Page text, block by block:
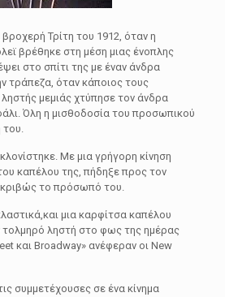
Τρίτη του 1912, όταν η
βρέθηκε στη μέση μιας ένοπλης
στο σπίτι της με έναν άνδρα
τράπεζα, όταν κάποιος τους
μεμιάς χτύπησε τον άνδρα
Όλη η μισθοδοσία του προσωπικού
του.
Με μια γρήγορη κίνηση
καπέλου της, πήδηξε προς τον
το πρόσωπό του.
μια καρφίτσα καπέλου
ληστή στο φως της ημέρας
και Broadway» ανέφεραν οι New
συμμετέχουσες σε ένα κίνημα